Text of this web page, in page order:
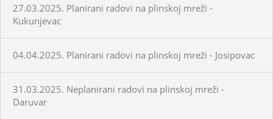
27.03.2025. Planirani radovi na plinskoj mreži -
Kukunjevac
04.04.2025. Planirani radovi na plinskoj mreži - Josipovac
31.03.2025. Neplanirani radovi na plinskoj mreži -
Daruvar